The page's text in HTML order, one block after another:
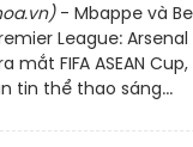
- Mbappe và
League:
mắt FIFA ASEAN
tin thể thao sáng...